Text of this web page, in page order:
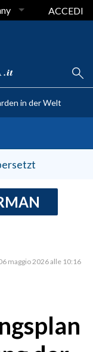
ACCEDI
in der Welt
maggio 2026 alle 10:16